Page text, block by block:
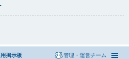
掲示板 管理・運営チーム